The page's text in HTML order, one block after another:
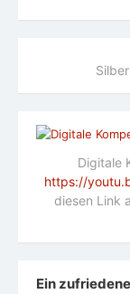
Digitale
https://
diesen Link
Ein